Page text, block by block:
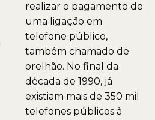
realizar o pagamento de
uma ligação em
telefone público,
também chamado de
orelhão. No final da
década de 1990, já
existiam mais de 350 mil
telefones públicos à